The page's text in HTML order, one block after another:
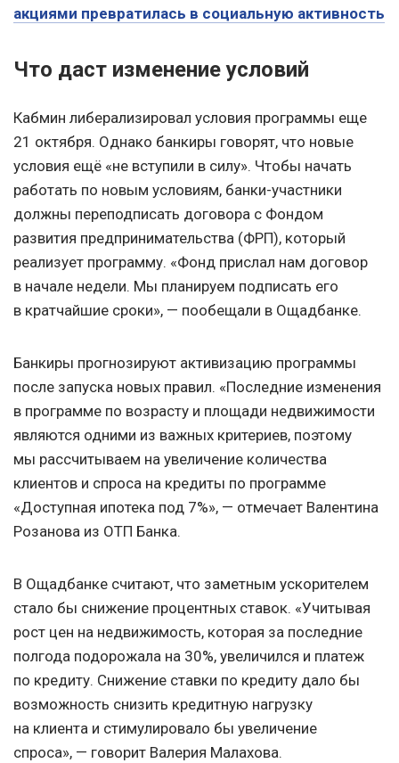
акциями превратилась в социальную активность
Что даст изменение условий
Кабмин либерализировал условия программы еще
21 октября. Однако банкиры говорят, что новые
условия ещё «не вступили в силу». Чтобы начать
работать по новым условиям, банки-участники
должны переподписать договора с Фондом
развития предпринимательства (ФРП), который
реализует программу. «Фонд прислал нам договор
в начале недели. Мы планируем подписать его
в кратчайшие сроки», — пообещали в Ощадбанке.
Банкиры прогнозируют активизацию программы
после запуска новых правил. «Последние изменения
в программе по возрасту и площади недвижимости
являются одними из важных критериев, поэтому
мы рассчитываем на увеличение количества
клиентов и спроса на кредиты по программе
«Доступная ипотека под 7%», — отмечает Валентина
Розанова из ОТП Банка.
В Ощадбанке считают, что заметным ускорителем
стало бы снижение процентных ставок. «Учитывая
рост цен на недвижимость, которая за последние
полгода подорожала на 30%, увеличился и платеж
по кредиту. Снижение ставки по кредиту дало бы
возможность снизить кредитную нагрузку
на клиента и стимулировало бы увеличение
спроса», — говорит Валерия Малахова.